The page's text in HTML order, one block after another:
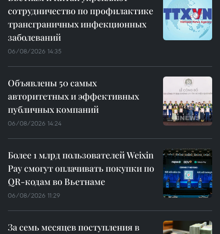
сотрудничество по профилактике
трансграничных инфекционных
заболеваний
06/08/2026 14:35
Объявлены 50 самых
авторитетных и эффективных
публичных компаний
06/08/2026 14:24
Более 1 млрд пользователей Weixin
Pay смогут оплачивать покупки по
QR-кодам во Вьетнаме
06/08/2026 11:29
За семь месяцев поступления в